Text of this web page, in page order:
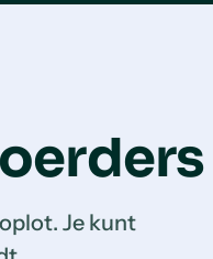
Je kunt